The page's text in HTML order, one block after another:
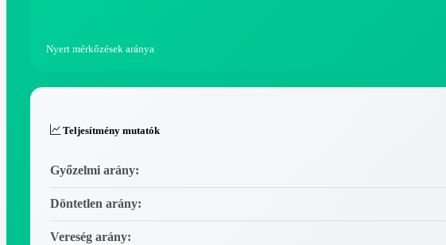
Nyert mérkőzések aránya
Teljesítmény mutatók
Győzelmi arány:
Döntetlen arány:
Vereség arány: